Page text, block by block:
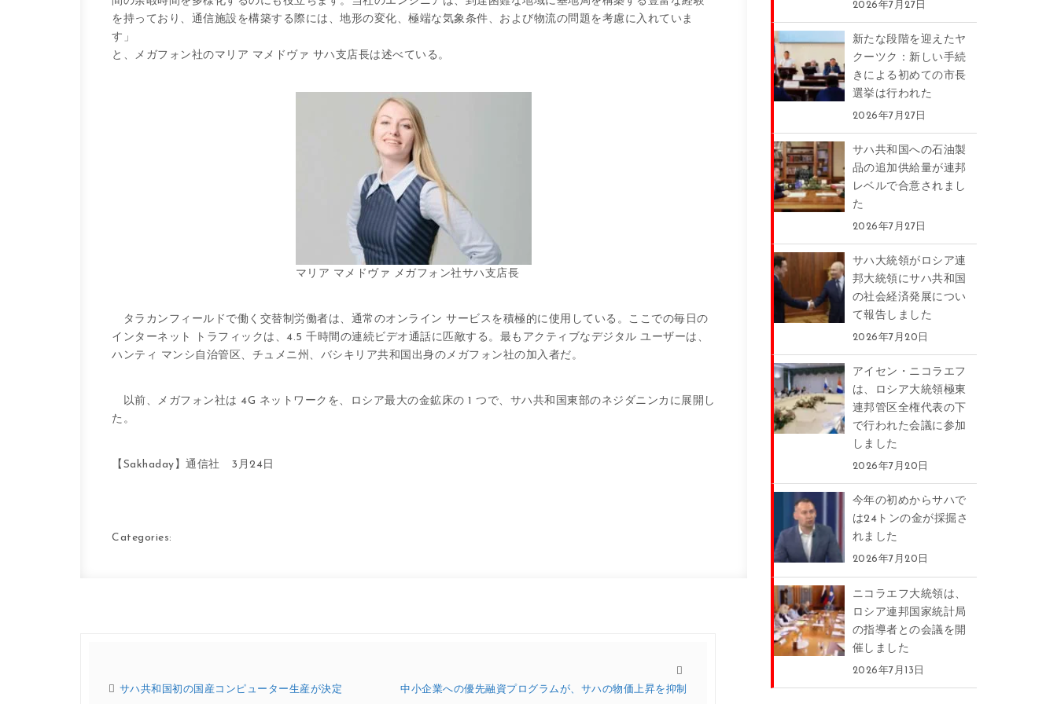
を持っており、通信施設を構築する際には、地形の変化、極端な気象条件、および物流の問題を考慮に入れていま
す」
と、メガフォン社のマリア マメドヴァ サハ支店長は述べている。
マリア マメドヴァ メガフォン社サハ支店長
タラカンフィールドで働く交替制労働者は、通常のオンライン サービスを積極的に使用している。ここでの毎日の
インターネット トラフィックは、4.5 千時間の連続ビデオ通話に匹敵する。最もアクティブなデジタル ユーザーは、
ハンティ マンシ自治管区、チュメニ州、バシキリア共和国出身のメガフォン社の加入者だ。
以前、メガフォン社は 4G ネットワークを、ロシア最大の金鉱床の 1 つで、サハ共和国東部のネジダニンカに展開し
た。
【Sakhaday】通信社 3月24日
Categories:
サハ共和国初の国産コンピューター生産が決定 中小企業への優先融資プログラムが、サハの物価上昇を抑制
2026年7月27日
新たな段階を迎えたヤ
クーツク：新しい手続
きによる初めての市長
選挙は行われた
2026年7月27日
サハ共和国への石油製
品の追加供給量が連邦
レベルで合意されまし
た
2026年7月27日
サハ大統領がロシア連
邦大統領にサハ共和国
の社会経済発展につい
て報告しました
2026年7月20日
アイセン・ニコラエフ
は、ロシア大統領極東
連邦管区全権代表の下
で行われた会議に参加
しました
2026年7月20日
今年の初めからサハで
は24トンの金が採掘さ
れました
2026年7月20日
ニコラエフ大統領は、
ロシア連邦国家統計局
の指導者との会議を開
催しました
2026年7月13日